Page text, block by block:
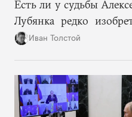
Есть ли у судьбы
Лубянка редко
больно хорошо
Иван Толстой